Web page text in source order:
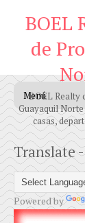
BOEL
de
BOEL Realty
Guayaquil
casas,
Translate
Powered by